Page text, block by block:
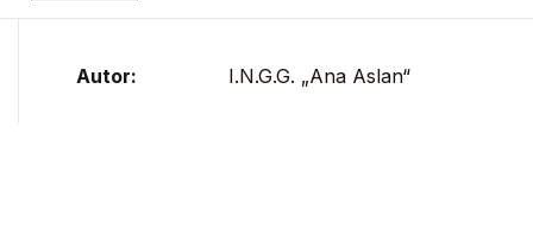
Autor: I.N.G.G. „Ana Aslan“